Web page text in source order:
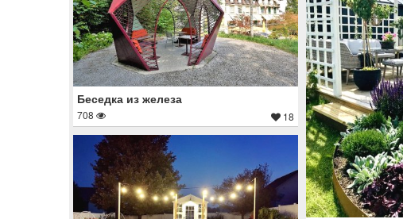
Беседка из железа
708 18